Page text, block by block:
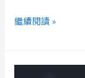
己！
繼續閱讀 »